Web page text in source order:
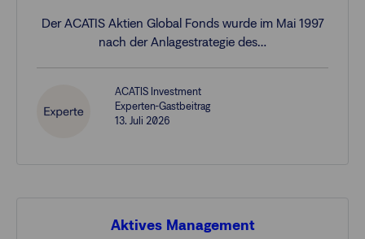
Der ACATIS Aktien Global Fonds wurde im Mai 1997
nach der Anlagestrategie des…
ACATIS Investment
Experten-Gastbeitrag
13. Juli 2026
Aktives Management